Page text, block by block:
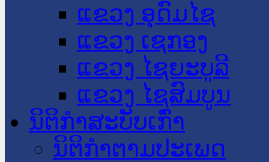
ແຂວງ ອຸດົມໄຊ
ແຂວງ ເຊກອງ
ແຂວງ ໄຊຍະບູລີ
ແຂວງ ໄຊສົມບູນ
ນິຕິກໍາສະບັບເກົ່າ
ນິຕິກຳຕາມປະເພດ